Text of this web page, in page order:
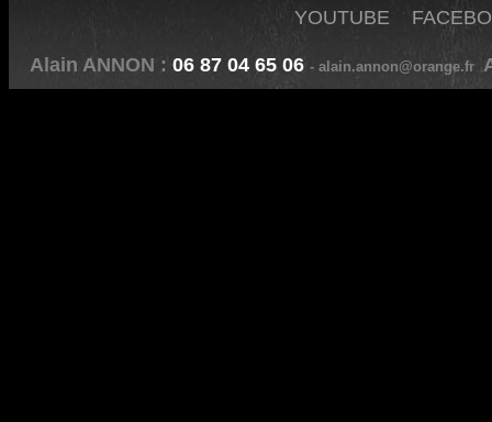
YOUTUBE
Alain ANNON : 06 87 04 65 06 - alain.annon@orange.fr